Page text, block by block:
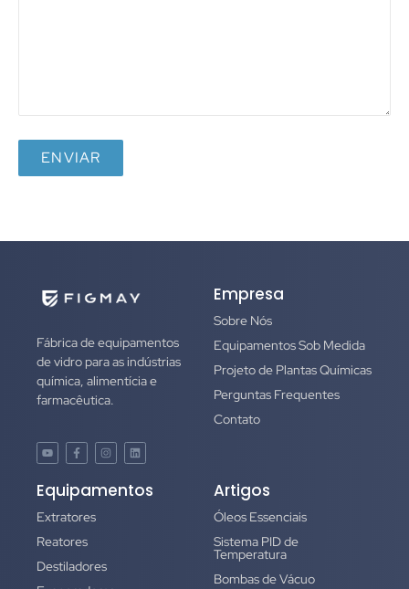
Fábrica de equipamentos
de vidro para as indústrias
química, alimentícia e
farmacêutica.
Empresa
Sobre Nós
Equipamentos Sob Medida
Projeto de Plantas Químicas
Perguntas Frequentes
Contato
Equipamentos
Extratores
Reatores
Destiladores
Artigos
Óleos Essenciais
Sistema PID de
Temperatura
Bombas de Vácuo